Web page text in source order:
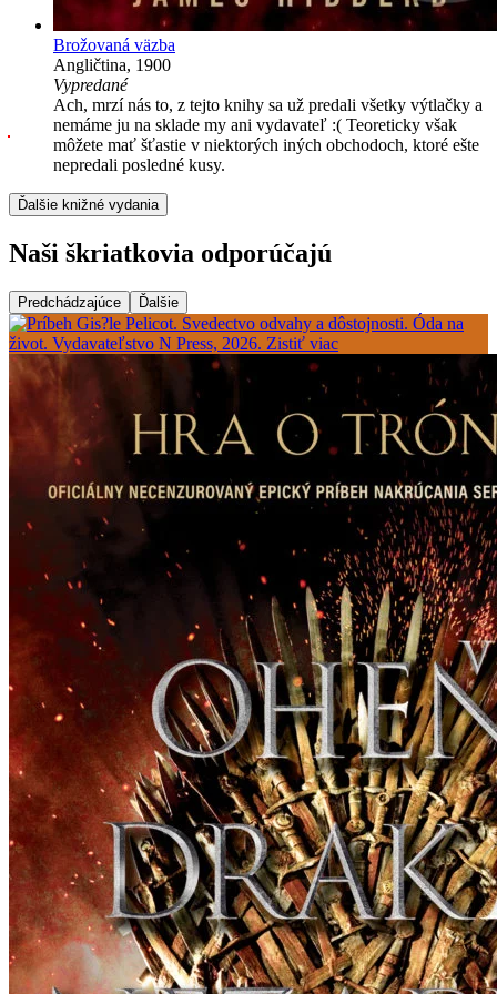
Brožovaná väzba
Angličtina, 1900
Vypredané
Ach, mrzí nás to, z tejto knihy sa už predali všetky výtlačky a
nemáme ju na sklade my ani vydavateľ :( Teoreticky však
môžete mať šťastie v niektorých iných obchodoch, ktoré ešte
nepredali posledné kusy.
Ďalšie knižné vydania
Naši škriatkovia odporúčajú
Predchádzajúce Ďalšie